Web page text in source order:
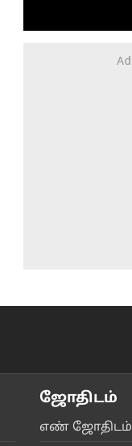
ஜோ‌திட‌ம்
எ‌ண் ஜோ‌திட‌ம்